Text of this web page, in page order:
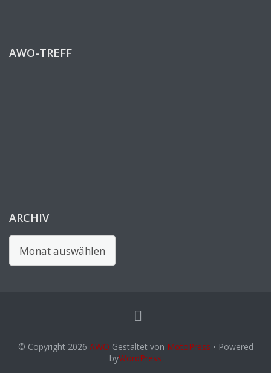
AWO-TREFF
ARCHIV
Archiv
© Copyright 2026 AWO Gestaltet von MotoPress • Powered
byWordPress